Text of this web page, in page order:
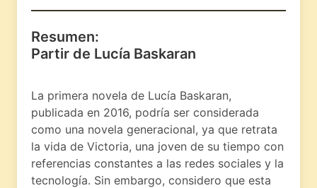
Resumen:
Partir de Lucía Baskaran
La primera novela de Lucía Baskaran,
publicada en 2016, podría ser considerada
como una novela generacional, ya que retrata
la vida de Victoria, una joven de su tiempo con
referencias constantes a las redes sociales y la
tecnología. Sin embargo, considero que esta